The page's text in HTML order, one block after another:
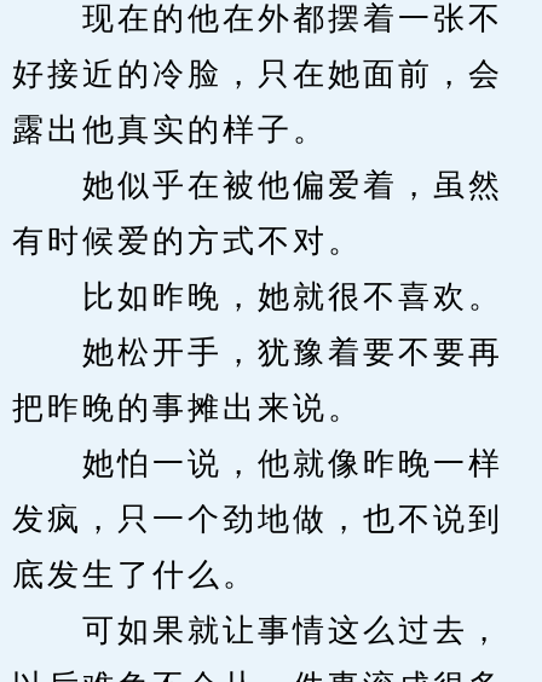
现在的他在外都摆着一张不
好接近的冷脸，只在她面前，会
露出他真实的样子。
她似乎在被他偏爱着，虽然
有时候爱的方式不对。
比如昨晚，她就很不喜欢。
她松开手，犹豫着要不要再
把昨晚的事摊出来说。
她怕一说，他就像昨晚一样
发疯，只一个劲地做，也不说到
底发生了什么。
可如果就让事情这么过去，